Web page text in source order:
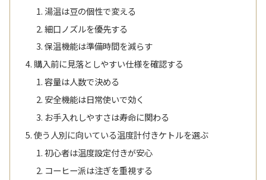
湯温は豆の個性で変える
細口ノズルを優先する
保温機能は準備時間を減らす
購入前に見落としやすい仕様を確認する
容量は人数で決める
安全機能は日常使いで効く
お手入れしやすさは寿命に関わる
使う人別に向いている温度計付きケトルを選ぶ
初心者は温度設定付きが安心
コーヒー派は注ぎを重視する